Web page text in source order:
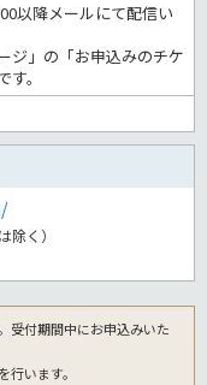
以降メールにて配信い
ジ」の「お申込みのチケ
。
く）
受付期間中にお申込みいた
います。